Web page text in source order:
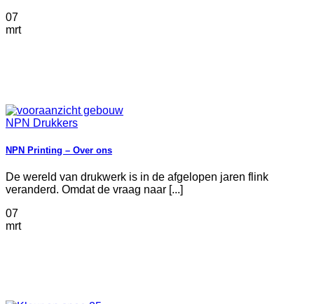
07
mrt
NPN Printing – Over ons
De wereld van drukwerk is in de afgelopen jaren flink
veranderd. Omdat de vraag naar [...]
07
mrt